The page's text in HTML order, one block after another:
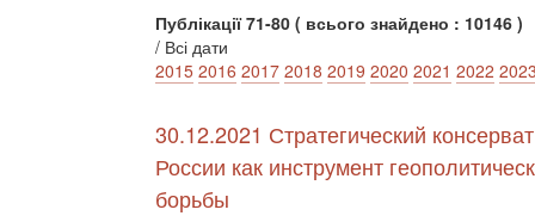
Публікації 71-80 ( всього знайдено : 10146 )
/ Всі дати
2015 2016 2017 2018 2019 2020 2021 2022
30.12.2021 Стратегический
России как инструмент
борьбы